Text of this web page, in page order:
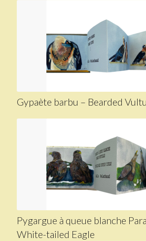
Gypaète barbu – Bearded
Pygargue à queue blanche
White-tailed Eagle